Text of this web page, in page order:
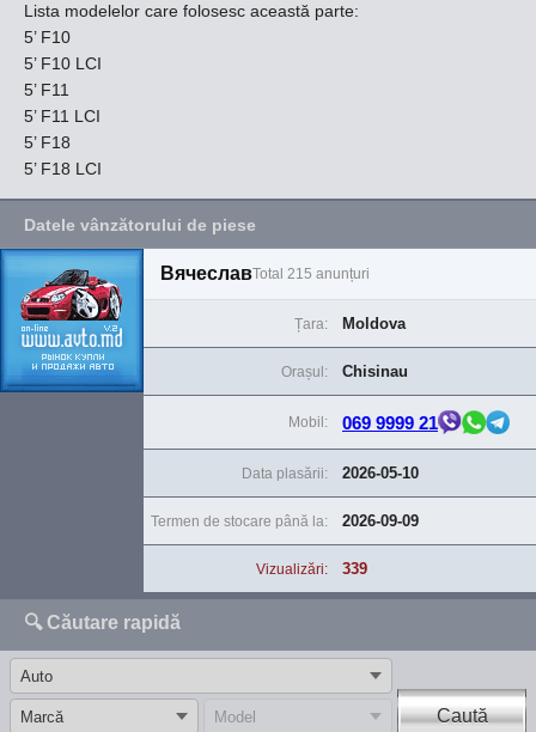
Lista modelelor care folosesc această parte:
5’ F10
5’ F10 LCI
5’ F11
5’ F11 LCI
5’ F18
5’ F18 LCI
Datele vânzătorului de piese
ВячеславTotal 215 anunțuri
Țara: Moldova
Data plasării: 2026-05-10
Orașul: Chisinau
Termen de stocare până la: 2026-09-09
Mobil: 069 9999 21
Vizualizări: 339
🔍 Căutare rapidă
Caută